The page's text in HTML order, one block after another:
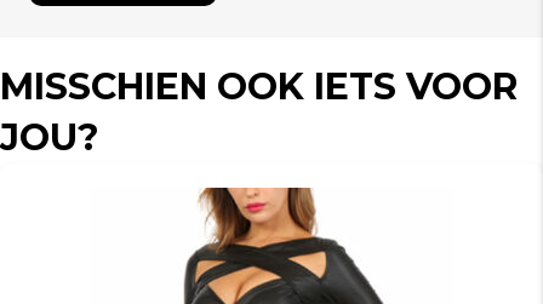
MISSCHIEN OOK IETS VOOR
JOU?